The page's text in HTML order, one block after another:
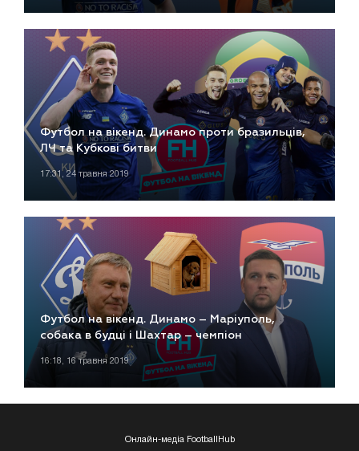
Футбол на вікенд. Динамо проти бразильців,
ЛЧ та Кубкові битви
17:31, 24 травня 2019
Футбол на вікенд. Динамо – Маріуполь,
собака в будці і Шахтар – чемпіон
16:18, 16 травня 2019
Онлайн-медіа FootballHub